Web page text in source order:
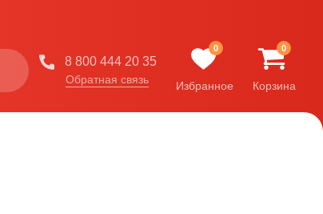
8 800 444 20 35
Обратная связь
0
Избранное
0
Корзина